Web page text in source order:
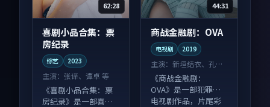
62:28
喜剧小品合集：票
房纪录
综艺 2023
主演： 张译、谭卓 等
《喜剧小品合集：票
房纪录》是一部喜剧
44:31
商战金融剧：OVA
电视剧 2019
主演：新垣结衣、孔刘
等
《商战金融剧：
OVA》是一部犯罪向
电视剧作品，片尾彩